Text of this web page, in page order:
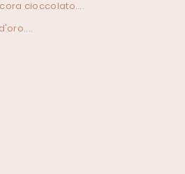
cioccolato....